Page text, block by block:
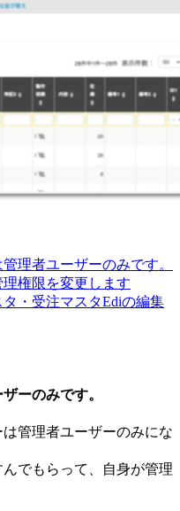
理者ユーザーのみです。
権限を変更します
・受注マスタEdiの編集
ーのみです。
管理者ユーザーのみにな
でもらって、自身が管理